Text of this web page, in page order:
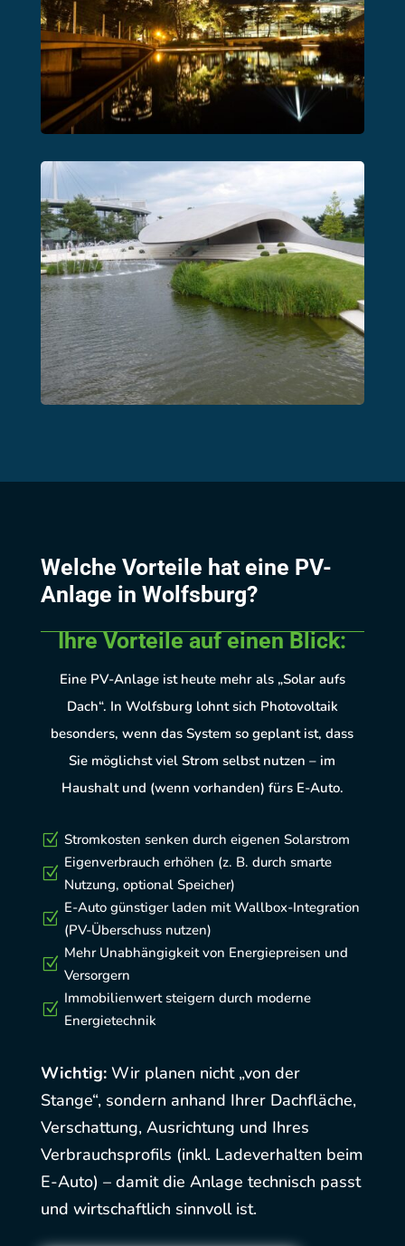
Welche Vorteile hat eine PV-
Anlage in Wolfsburg?
Ihre Vorteile auf einen Blick:
Eine PV-Anlage ist heute mehr als „Solar aufs
Dach“. In Wolfsburg lohnt sich Photovoltaik
besonders, wenn das System so geplant ist, dass
Sie möglichst viel Strom selbst nutzen – im
Haushalt und (wenn vorhanden) fürs E-Auto.
Z Stromkosten senken durch eigenen Solarstrom
Z
Eigenverbrauch erhöhen (z. B. durch smarte
Nutzung, optional Speicher)
Z
E-Auto günstiger laden mit Wallbox-Integration
(PV-Überschuss nutzen)
Z
Mehr Unabhängigkeit von Energiepreisen und
Versorgern
Z
Immobilienwert steigern durch moderne
Energietechnik
Wichtig:Wir planen nicht „von der
Stange“, sondern anhand Ihrer Dachfläche,
Verschattung, Ausrichtung und Ihres
Verbrauchsprofils (inkl. Ladeverhalten beim
E-Auto) – damit die Anlage technisch passt
und wirtschaftlich sinnvoll ist.